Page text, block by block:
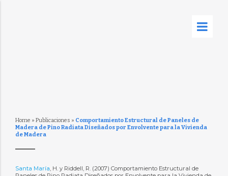
Home » Publicaciones » Comportamiento Estructural de Paneles de
Madera de Pino Radiata Diseñados por Envolvente para la Vivienda
de Madera
Santa María, H. y Riddell, R. (2007) Comportamiento Estructural de